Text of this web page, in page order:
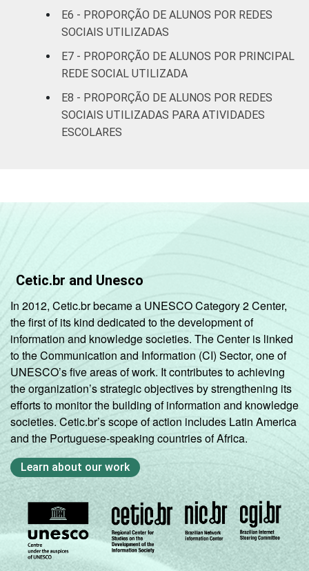
setembro e dezembro de 2013.
Fonte: NIC.br - set 2013 / dez 2013
E6 - PROPORÇÃO DE ALUNOS POR REDES
SOCIAIS UTILIZADAS
E7 - PROPORÇÃO DE ALUNOS POR PRINCIPAL
REDE SOCIAL UTILIZADA
E8 - PROPORÇÃO DE ALUNOS POR REDES
SOCIAIS UTILIZADAS PARA ATIVIDADES
ESCOLARES
Cetic.br and Unesco
In 2012, Cetic.br became a UNESCO Category 2 Center,
the first of its kind dedicated to the development of
information and knowledge societies. The Center is linked
to the Communication and Information (CI) Sector, one of
UNESCO’s five areas of work. It contributes to achieving
the organization’s strategic objectives by strengthening its
efforts to monitor the building of information and knowledge
societies. Cetic.br’s scope of action includes Latin America
and the Portuguese-speaking countries of Africa.
Learn about our work